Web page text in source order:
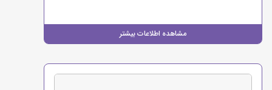
مشاهده اطلاعات بیشتر